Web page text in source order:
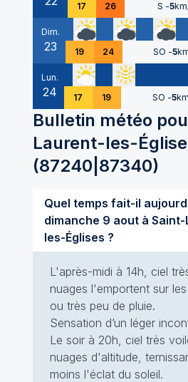
17 26 S -5
Dim.
23 19 24 SO -5
Lun.
24 17 19 SO -5
Bulletin météo
Laurent-les-
(87240|87340)
Quel temps fait-il
dimanche 9 aout à Saint-Laurent-
les-Églises ?
L'après-midi à 14h, ciel
nuages l'emportent sur
ou très peu de pluie.
Sensation d’un léger
Le soir à 20h, ciel très
nuages d'altitude,
moins l'éclat du soleil.